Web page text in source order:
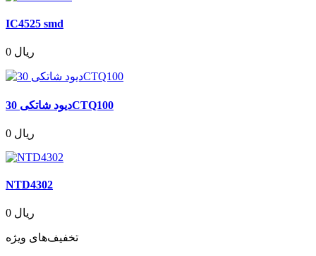
IC4525 smd
0 ریال
دیود شاتکی 30CTQ100
0 ریال
NTD4302
0 ریال
تخفیف‌های ویژه